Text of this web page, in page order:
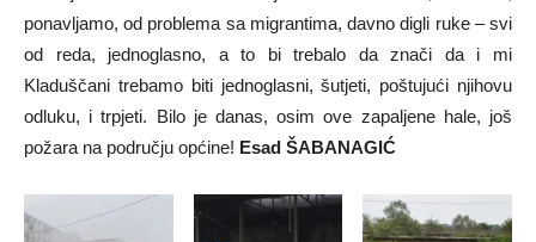
ponavljamo, od problema sa migrantima, davno digli ruke – svi
od reda, jednoglasno, a to bi trebalo da znači da i mi
Kladuščani trebamo biti jednoglasni, šutjeti, poštujući njihovu
odluku, i trpjeti. Bilo je danas, osim ove zapaljene hale, još
požara na području općine! Esad ŠABANAGIĆ